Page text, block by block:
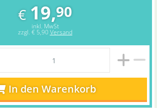
€ 19,90
inkl. MwSt
zzgl. € 5,90 Versand
In den Warenkorb